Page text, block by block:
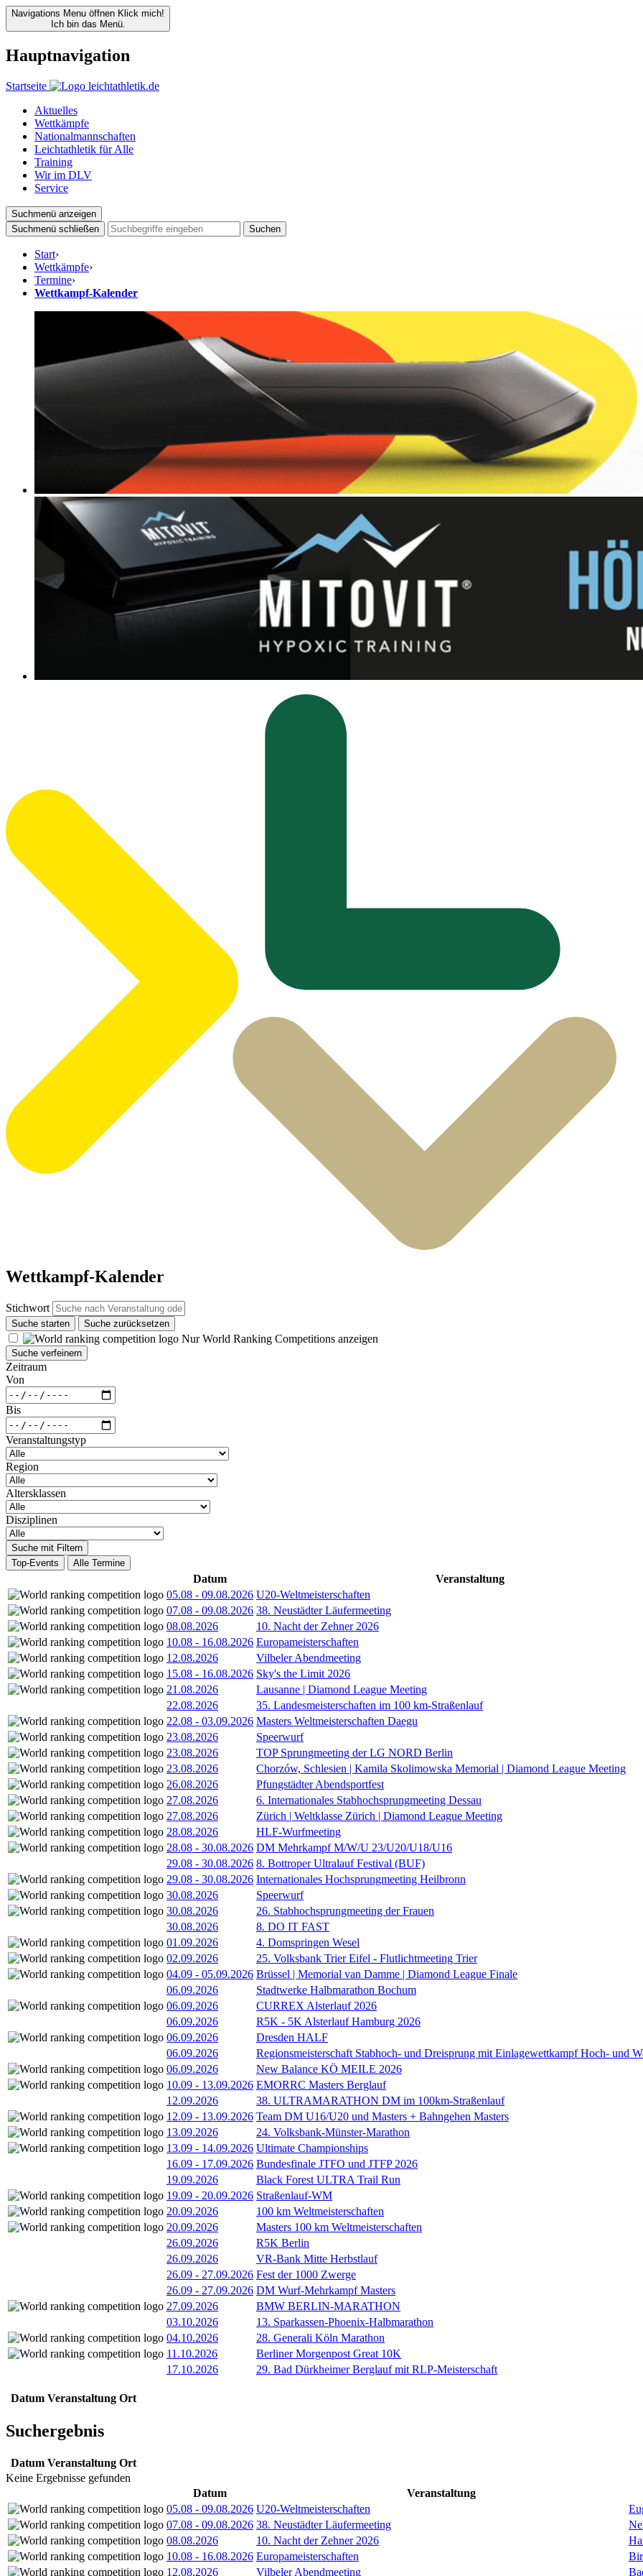
Navigations Menu öffnen Klick mich!
Ich bin das Menü.
Hauptnavigation
Startseite
Aktuelles
Wettkämpfe
Nationalmannschaften
Leichtathletik für Alle
Training
Wir im DLV
Service
Suchmenü anzeigen
Suchmenü schließen
Suchen
Start›
Wettkämpfe›
Termine›
Wettkampf-Kalender
Wettkampf-Kalender
Stichwort
Suche starten Suche zurücksetzen
Nur World Ranking Competitions anzeigen
Suche verfeinern
Zeitraum
Von
Bis
Veranstaltungstyp
Region
Altersklassen
Disziplinen
Suche mit Filtern
Top-Events
Alle Termine
Datum Veranstaltung
05.08 - 09.08.2026 U20-Weltmeisterschaften
07.08 - 09.08.2026 38. Neustädter Läufermeeting
08.08.2026
10. Nacht der Zehner 2026
10.08 - 16.08.2026 Europameisterschaften
12.08.2026
Vilbeler Abendmeeting
15.08 - 16.08.2026 Sky's the Limit 2026
21.08.2026
Lausanne | Diamond League Meeting
22.08.2026
35. Landesmeisterschaften im 100 km-Straßenlauf
22.08 - 03.09.2026 Masters Weltmeisterschaften Daegu
23.08.2026
Speerwurf
23.08.2026
TOP Sprungmeeting der LG NORD Berlin
23.08.2026
Chorzów, Schlesien | Kamila Skolimowska Memorial | Diamond League Meeting
26.08.2026
Pfungstädter Abendsportfest
27.08.2026
6. Internationales Stabhochsprungmeeting Dessau
27.08.2026
Zürich | Weltklasse Zürich | Diamond League Meeting
28.08.2026
HLF-Wurfmeeting
28.08 - 30.08.2026 DM Mehrkampf M/W/U 23/U20/U18/U16
29.08 - 30.08.2026 8. Bottroper Ultralauf Festival (BUF)
29.08 - 30.08.2026 Internationales Hochsprungmeeting Heilbronn
30.08.2026
Speerwurf
30.08.2026
26. Stabhochsprungmeeting der Frauen
30.08.2026
8. DO IT FAST
01.09.2026
4. Domspringen Wesel
02.09.2026
25. Volksbank Trier Eifel - Flutlichtmeeting Trier
04.09 - 05.09.2026 Brüssel | Memorial van Damme | Diamond League Finale
06.09.2026
Stadtwerke Halbmarathon Bochum
06.09.2026
CURREX Alsterlauf 2026
06.09.2026
R5K - 5K Alsterlauf Hamburg 2026
06.09.2026
Dresden HALF
06.09.2026
Regionsmeisterschaft Stabhoch- und Dreisprung mit Einlagewettkampf Hoch- und
06.09.2026
New Balance KÖ MEILE 2026
10.09 - 13.09.2026 EMORRC Masters Berglauf
12.09.2026
38. ULTRAMARATHON DM im 100km-Straßenlauf
12.09 - 13.09.2026 Team DM U16/U20 und Masters + Bahngehen Masters
13.09.2026
24. Volksbank-Münster-Marathon
13.09 - 14.09.2026 Ultimate Championships
16.09 - 17.09.2026 Bundesfinale JTFO und JTFP 2026
19.09.2026
Black Forest ULTRA Trail Run
19.09 - 20.09.2026 Straßenlauf-WM
20.09.2026
100 km Weltmeisterschaften
20.09.2026
Masters 100 km Weltmeisterschaften
26.09.2026
R5K Berlin
26.09.2026
VR-Bank Mitte Herbstlauf
26.09 - 27.09.2026 Fest der 1000 Zwerge
26.09 - 27.09.2026 DM Wurf-Mehrkampf Masters
27.09.2026
BMW BERLIN-MARATHON
03.10.2026
13. Sparkassen-Phoenix-Halbmarathon
04.10.2026
28. Generali Köln Marathon
11.10.2026
Berliner Morgenpost Great 10K
17.10.2026
29. Bad Dürkheimer Berglauf mit RLP-Meisterschaft
Datum Veranstaltung Ort
Suchergebnis
Datum Veranstaltung Ort
Keine Ergebnisse gefunden
Datum
Veranstaltung
05.08 - 09.08.2026 U20-Weltmeisterschaften
07.08 - 09.08.2026 38. Neustädter Läufermeeting
08.08.2026
10. Nacht der Zehner 2026
10.08 - 16.08.2026 Europameisterschaften
12.08.2026
Vilbeler Abendmeeting